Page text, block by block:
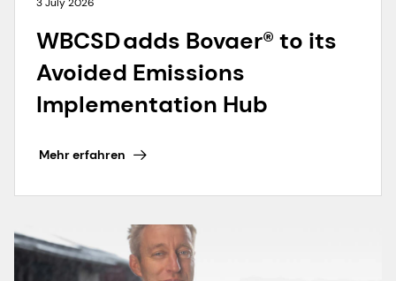
WBCSD adds Bovaer® to its
Avoided Emissions
Implementation Hub
Mehr erfahren